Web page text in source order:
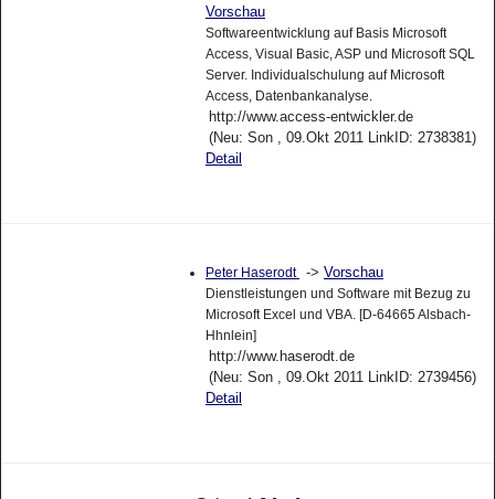
Vorschau
Softwareentwicklung auf Basis Microsoft
Access, Visual Basic, ASP und Microsoft SQL
Server. Individualschulung auf Microsoft
Access, Datenbankanalyse.
http://www.access-entwickler.de
(Neu: Son , 09.Okt 2011 LinkID: 2738381)
Detail
Peter Haserodt -> Vorschau
Dienstleistungen und Software mit Bezug zu
Microsoft Excel und VBA. [D-64665 Alsbach-
Hhnlein]
http://www.haserodt.de
(Neu: Son , 09.Okt 2011 LinkID: 2739456)
Detail